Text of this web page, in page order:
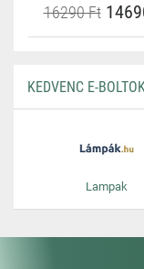
16290 Ft
KEDVENC E-
Lampak